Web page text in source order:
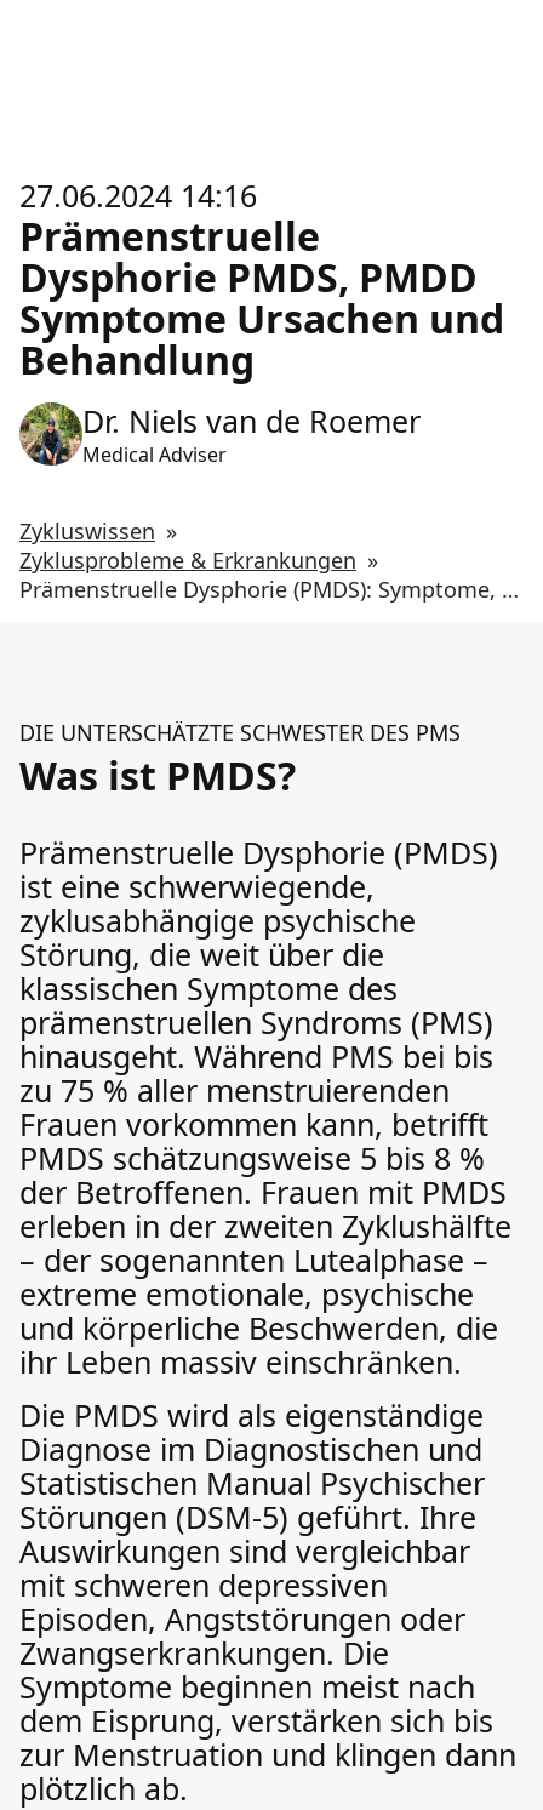
27.06.2024 14:16
Prämenstruelle
Dysphorie PMDS, PMDD
Symptome Ursachen und
Behandlung
Dr. Niels van de Roemer
Medical Adviser
Zykluswissen »
Zyklusprobleme & Erkrankungen »
Prämenstruelle Dysphorie (PMDS): Symptome, Ursachen und Behandlung
DIE UNTERSCHÄTZTE SCHWESTER DES PMS
Was ist PMDS?
Prämenstruelle Dysphorie (PMDS)
ist eine schwerwiegende,
zyklusabhängige psychische
Störung, die weit über die
klassischen Symptome des
prämenstruellen Syndroms (PMS)
hinausgeht. Während PMS bei bis
zu 75 % aller menstruierenden
Frauen vorkommen kann, betrifft
PMDS schätzungsweise 5 bis 8 %
der Betroffenen. Frauen mit PMDS
erleben in der zweiten Zyklushälfte
– der sogenannten Lutealphase –
extreme emotionale, psychische
und körperliche Beschwerden, die
ihr Leben massiv einschränken.
Die PMDS wird als eigenständige
Diagnose im Diagnostischen und
Statistischen Manual Psychischer
Störungen (DSM-5) geführt. Ihre
Auswirkungen sind vergleichbar
mit schweren depressiven
Episoden, Angststörungen oder
Zwangserkrankungen. Die
Symptome beginnen meist nach
dem Eisprung, verstärken sich bis
zur Menstruation und klingen dann
plötzlich ab.